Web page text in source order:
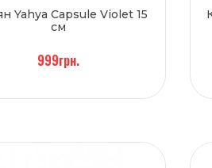
Yahya Capsule Violet 15
см
999грн.